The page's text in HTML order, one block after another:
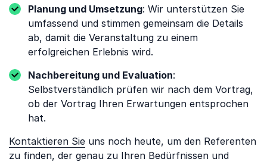
Planung und Umsetzung: Wir unterstützen Sie
umfassend und stimmen gemeinsam die Details
ab, damit die Veranstaltung zu einem
erfolgreichen Erlebnis wird.
Nachbereitung und Evaluation:
Selbstverständlich prüfen wir nach dem Vortrag,
ob der Vortrag Ihren Erwartungen entsprochen
hat.
Kontaktieren Sie uns noch heute, um den Referenten
zu finden, der genau zu Ihren Bedürfnissen und